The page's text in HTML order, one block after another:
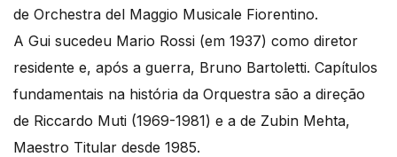
de Orchestra del Maggio Musicale Fiorentino.
A Gui sucedeu Mario Rossi (em 1937) como diretor
residente ​​e, após a guerra, Bruno Bartoletti. Capítulos
fundamentais na história da Orquestra são a direção
de Riccardo Muti (1969-1981) e a de Zubin Mehta,
Maestro Titular desde 1985.